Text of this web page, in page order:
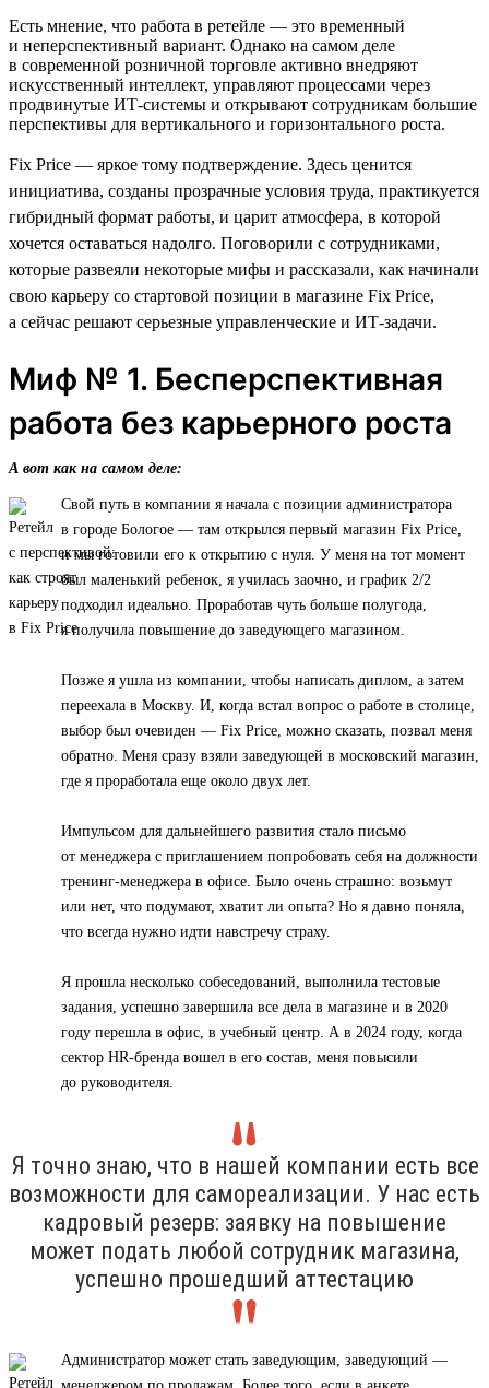
Есть мнение, что работа в ретейле — это временный
и неперспективный вариант. Однако на самом деле
в современной розничной торговле активно внедряют
искусственный интеллект, управляют процессами через
продвинутые ИТ-системы и открывают сотрудникам большие
перспективы для вертикального и горизонтального роста.
Fix Price — яркое тому подтверждение. Здесь ценится
инициатива, созданы прозрачные условия труда, практикуется
гибридный формат работы, и царит атмосфера, в которой
хочется оставаться надолго. Поговорили с сотрудниками,
которые развеяли некоторые мифы и рассказали, как начинали
свою карьеру со стартовой позиции в магазине Fix Price,
а сейчас решают серьезные управленческие и ИТ-задачи.
Миф № 1. Бесперспективная
работа без карьерного роста
А вот как на самом деле:
Свой путь в компании я начала с позиции администратора
в городе Бологое — там открылся первый магазин Fix Price,
и мы готовили его к открытию с нуля. У меня на тот момент
был маленький ребенок, я училась заочно, и график 2/2
подходил идеально. Проработав чуть больше полугода,
я получила повышение до заведующего магазином.
Позже я ушла из компании, чтобы написать диплом, а затем
переехала в Москву. И, когда встал вопрос о работе в столице,
выбор был очевиден — Fix Price, можно сказать, позвал меня
обратно. Меня сразу взяли заведующей в московский магазин,
где я проработала еще около двух лет.
Импульсом для дальнейшего развития стало письмо
от менеджера с приглашением попробовать себя на должности
тренинг-менеджера в офисе. Было очень страшно: возьмут
или нет, что подумают, хватит ли опыта? Но я давно поняла,
что всегда нужно идти навстречу страху.
Я прошла несколько собеседований, выполнила тестовые
задания, успешно завершила все дела в магазине и в 2020
году перешла в офис, в учебный центр. А в 2024 году, когда
сектор HR-бренда вошел в его состав, меня повысили
до руководителя.
Я точно знаю, что в нашей компании есть все
возможности для самореализации. У нас есть
кадровый резерв: заявку на повышение
может подать любой сотрудник магазина,
успешно прошедший аттестацию
Администратор может стать заведующим, заведующий —